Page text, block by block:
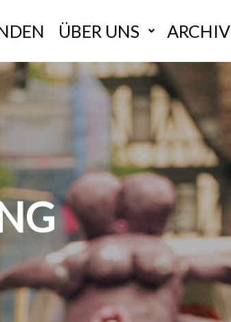
ÜBER UNS ARCHIV